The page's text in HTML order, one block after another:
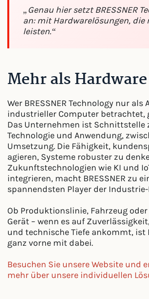
„Genau hier setzt BRESSNER
an: mit Hardwarelösungen, die
leisten.“
Mehr als Hardware
Wer BRESSNER Technology nur als
industrieller Computer betrachtet,
Das Unternehmen ist Schnittstelle
Technologie und Anwendung,
Umsetzung. Die Fähigkeit,
agieren, Systeme robuster zu
Zukunftstechnologien wie KI und
integrieren, macht BRESSNER zu
spannendsten Player der Industrie-
Ob Produktionslinie, Fahrzeug
Gerät – wenn es auf
und technische Tiefe ankommt, ist
ganz vorne mit dabei.
Besuchen Sie unsere Website und
mehr über unsere individuellen